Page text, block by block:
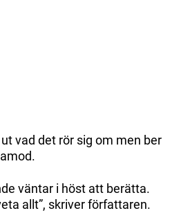
vad det rör sig om men ber
väntar i höst att berätta.
allt”, skriver författaren.